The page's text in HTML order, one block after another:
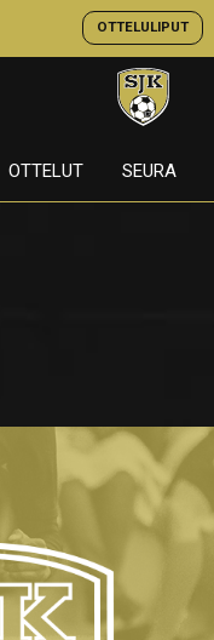
OTTELULIPUT
OTTELUT SEURA